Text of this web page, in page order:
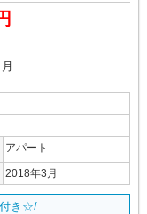
アパート
2018年3月
付き☆/